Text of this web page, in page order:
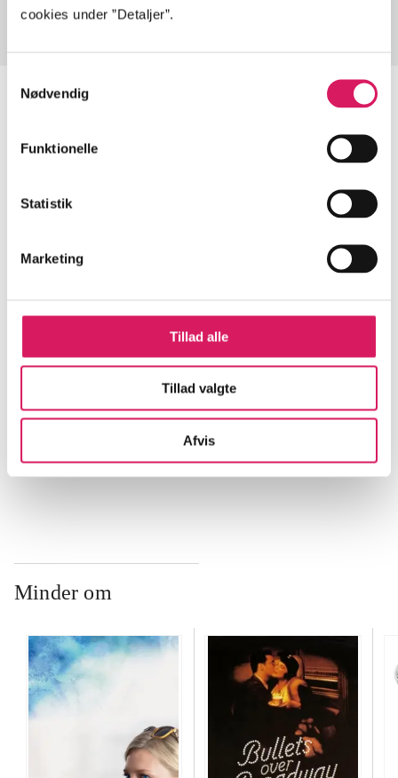
cookies under ”Detaljer”.
Nødvendig
Funktionelle
Statistik
Marketing
Tillad alle
Tillad valgte
Afvis
Artikler
...
Minder om